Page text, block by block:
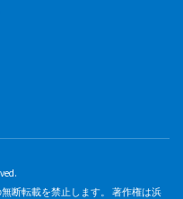
断転載を禁止します。 著作権は浜